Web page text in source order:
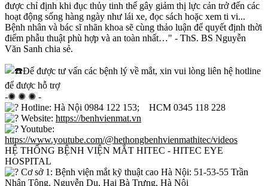
được chỉ định khi đục thủy tinh thể gây giảm thị lực cản trở đến các
hoạt động sống hàng ngày như lái xe, đọc sách hoặc xem ti vi...
Bệnh nhân và bác sĩ nhãn khoa sẽ cùng thảo luận để quyết định thời
điểm phẫu thuật phù hợp và an toàn nhất…" - ThS. BS Nguyễn
Văn Sanh chia sẻ.
Để được tư vấn các bệnh lý về mắt, xin vui lòng liên hệ hotline
để được hỗ trợ
-✺ ✺ ✺ -
Hotline: Hà Nội 0984 122 153; HCM 0345 118 228
Website: https://benhvienmat.vn
Youtube:
https://www.youtube.com/@hethongbenhvienmathitec/videos
HỆ THỐNG BỆNH VIỆN MẮT HITEC - HITEC EYE
HOSPITAL
Cơ sở 1: Bệnh viện mắt kỹ thuật cao Hà Nội: 51-53-55 Trần
Nhân Tông, Nguyễn Du, Hai Bà Trưng, Hà Nội